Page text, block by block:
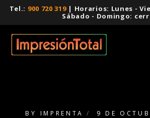
Tel.: 900 720 319| Horarios: Lunes -
Sábado - Domingo:
BY IMPRENTA 9 DE